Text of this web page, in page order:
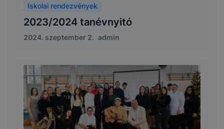
Iskolai rendezvények
2023/2024 tanévnyitó
2024. szeptember 2. admin